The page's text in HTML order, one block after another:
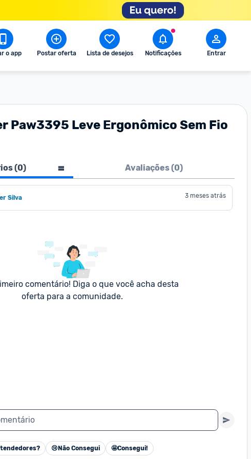
o app Postar oferta Lista de desejos Notificações Entrar
Paw3395 Leve Ergonômico Sem Fio
(0) Avaliações (0)
Silva 3 meses atrás
comentário! Diga o que você acha desta
oferta para a comunidade.
😢 Não Consegui 🤩Consegui!